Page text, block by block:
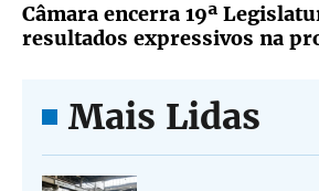
Câmara encerra 19ª
resultados expressivos na
Mais Lidas